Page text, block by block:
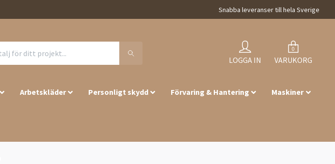
Snabba leveranser till hela Sverige
LOGGA IN
0
VARUKORG
Arbetskläder Personligt skydd Förvaring & Hantering Maskiner